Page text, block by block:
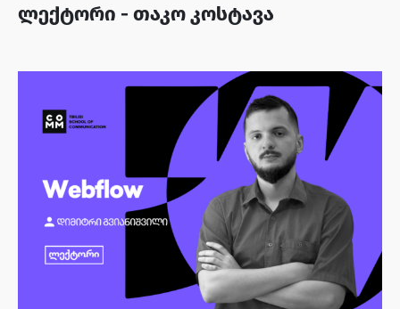
ლექტორი - თაკო კოსტავა